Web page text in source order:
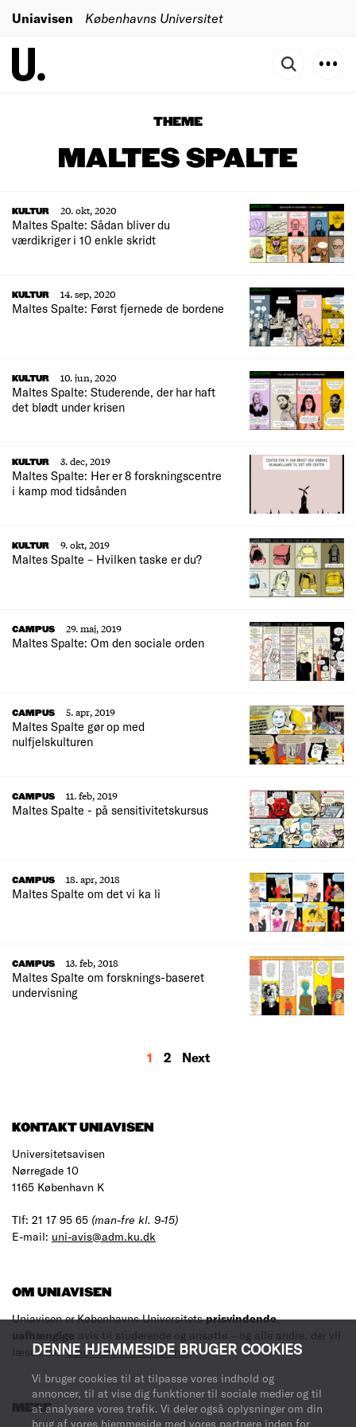
DENNE HJEMMESIDE BRUGER COOKIES
Vi bruger cookies til at tilpasse vores indhold og
annoncer, til at vise dig funktioner til sociale medier og til
at analysere vores trafik. Vi deler også oplysninger om din
brug af vores hjemmeside med vores partnere inden for
Uniavisen Københavns Universitet
THEME
MALTES SPALTE
KULTUR
20. okt, 2020
Maltes Spalte: Sådan bliver du
værdikriger i 10 enkle skridt
KULTUR
14. sep, 2020
Maltes Spalte: Først fjernede de bordene
KULTUR
10. jun, 2020
Maltes Spalte: Studerende, der har haft
det blødt under krisen
KULTUR
3. dec, 2019
Maltes Spalte: Her er 8 forskningscentre
i kamp mod tidsånden
KULTUR
9. okt, 2019
Maltes Spalte – Hvilken taske er du?
CAMPUS
29. maj, 2019
Maltes Spalte: Om den sociale orden
CAMPUS
5. apr, 2019
Maltes Spalte gør op med
nulfjelskulturen
CAMPUS
11. feb, 2019
Maltes Spalte - på sensitivitetskursus
CAMPUS
18. apr, 2018
Maltes Spalte om det vi ka li
CAMPUS
13. feb, 2018
Maltes Spalte om forsknings-baseret
undervisning
1 2 Next
KONTAKT UNIAVISEN
Universitetsavisen
Nørregade 10
1165 København K
Tlf: 21 17 95 65 (man-fre kl. 9-15)
E-mail: uni-avis@adm.ku.dk
OM UNIAVISEN
Uniavisen er Københavns Universitetsprisvindende,
uafhængige avis til studerende og ansatte – og alle andre, der vil
læse med.Læs mere om avisen her.
MERE